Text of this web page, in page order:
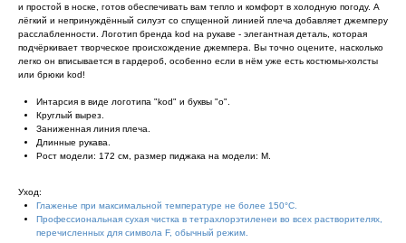
и простой в носке, готов обеспечивать вам тепло и комфорт в холодную погоду. А
лёгкий и непринуждённый силуэт со спущенной линией плеча добавляет джемперу
расслабленности. Логотип бренда kоd на рукаве - элегантная деталь, которая
подчёркивает творческое происхождение джемпера. Вы точно оцените, насколько
легко он вписывается в гардероб, особенно если в нём уже есть костюмы-холсты
или брюки kоd!
Интарсия в виде логотипа "kоd" и буквы "о".
Круглый вырез.
Заниженная линия плеча.
Длинные рукава.
Рост модели: 172 см, размер пиджака на модели: М.
Уход:
Глаженье при максимальной температуре не более 150°С.
Профессиональная сухая чистка в тетрахлорэтиленеи во всех растворителях,
перечисленных для символа F, обычный режим.